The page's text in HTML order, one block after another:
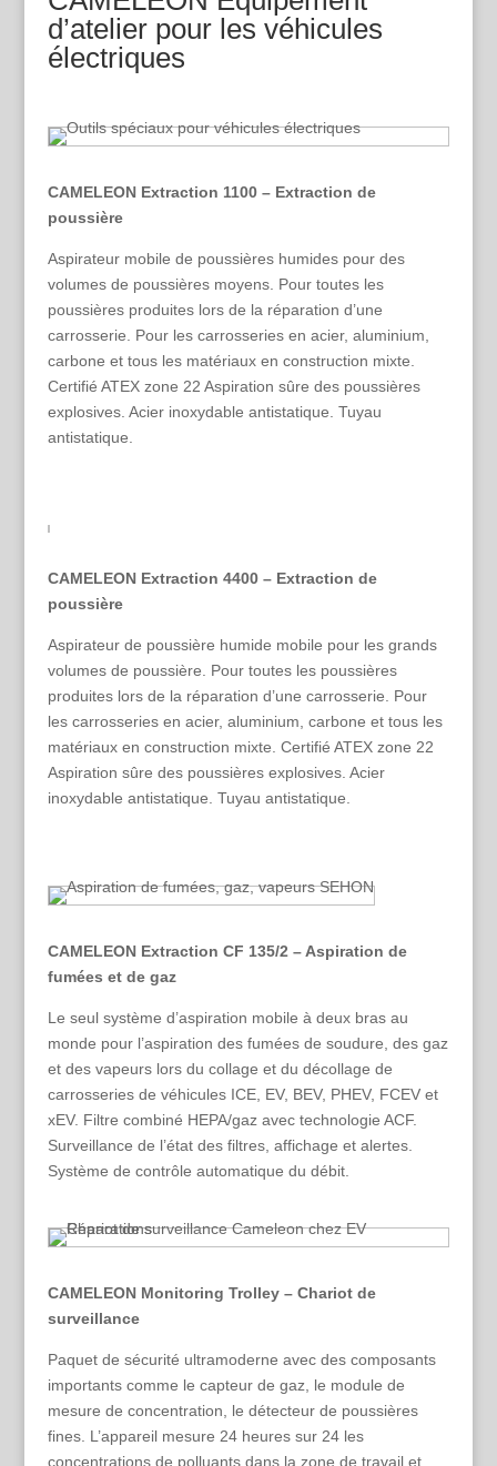
d’atelier pour les véhicules
électriques
CAMELEON Extraction 1100 – Extraction de
poussière
Aspirateur mobile de poussières humides pour des
volumes de poussières moyens. Pour toutes les
poussières produites lors de la réparation d’une
carrosserie. Pour les carrosseries en acier, aluminium,
carbone et tous les matériaux en construction mixte.
Certifié ATEX zone 22 Aspiration sûre des poussières
explosives. Acier inoxydable antistatique. Tuyau
antistatique.
CAMELEON Extraction 4400 – Extraction de
poussière
Aspirateur de poussière humide mobile pour les grands
volumes de poussière. Pour toutes les poussières
produites lors de la réparation d’une carrosserie. Pour
les carrosseries en acier, aluminium, carbone et tous les
matériaux en construction mixte. Certifié ATEX zone 22
Aspiration sûre des poussières explosives. Acier
inoxydable antistatique. Tuyau antistatique.
CAMELEON Extraction CF 135/2 – Aspiration de
fumées et de gaz
Le seul système d’aspiration mobile à deux bras au
monde pour l’aspiration des fumées de soudure, des gaz
et des vapeurs lors du collage et du décollage de
carrosseries de véhicules ICE, EV, BEV, PHEV, FCEV et
xEV. Filtre combiné HEPA/gaz avec technologie ACF.
Surveillance de l’état des filtres, affichage et alertes.
Système de contrôle automatique du débit.
CAMELEON Monitoring Trolley – Chariot de
surveillance
Paquet de sécurité ultramoderne avec des composants
importants comme le capteur de gaz, le module de
mesure de concentration, le détecteur de poussières
fines. L’appareil mesure 24 heures sur 24 les
concentrations de polluants dans la zone de travail et